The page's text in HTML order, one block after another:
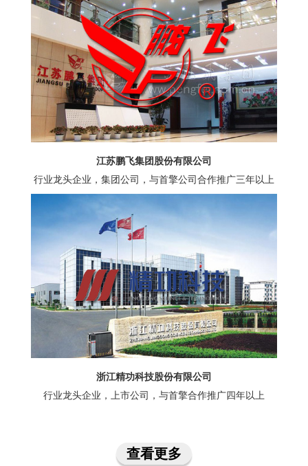
江苏鹏飞集团股份有限公司
行业龙头企业，集团公司，与首擎公司合作推广三年以上
浙江精功科技股份有限公司
行业龙头企业，上市公司，与首擎合作推广四年以上
查看更多